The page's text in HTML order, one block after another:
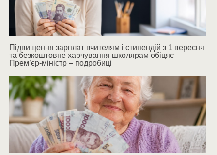
Підвищення зарплат вчителям і стипендій з 1 вересня
та безкоштовне харчування школярам обіцяє
Прем’єр-міністр – подробиці